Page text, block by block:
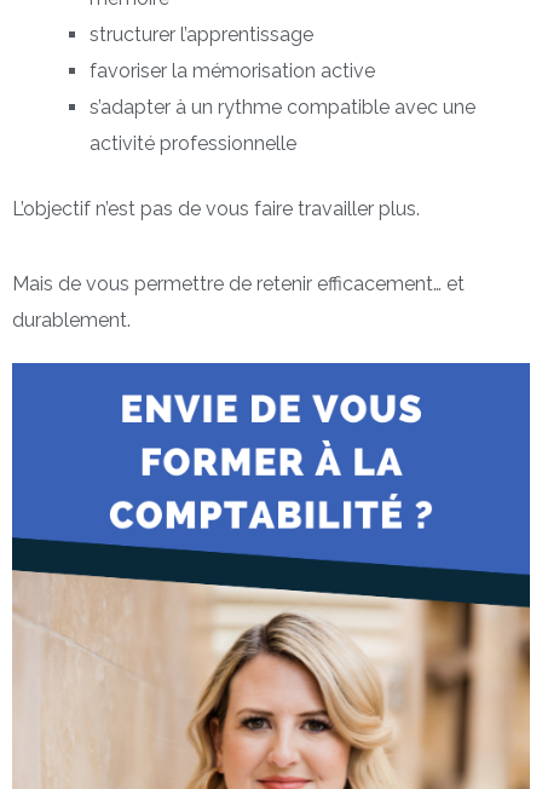
structurer l’apprentissage
favoriser la mémorisation active
s’adapter à un rythme compatible avec une
activité professionnelle
L’objectif n’est pas de vous faire travailler plus.
Mais de vous permettre de retenir efficacement… et
durablement.